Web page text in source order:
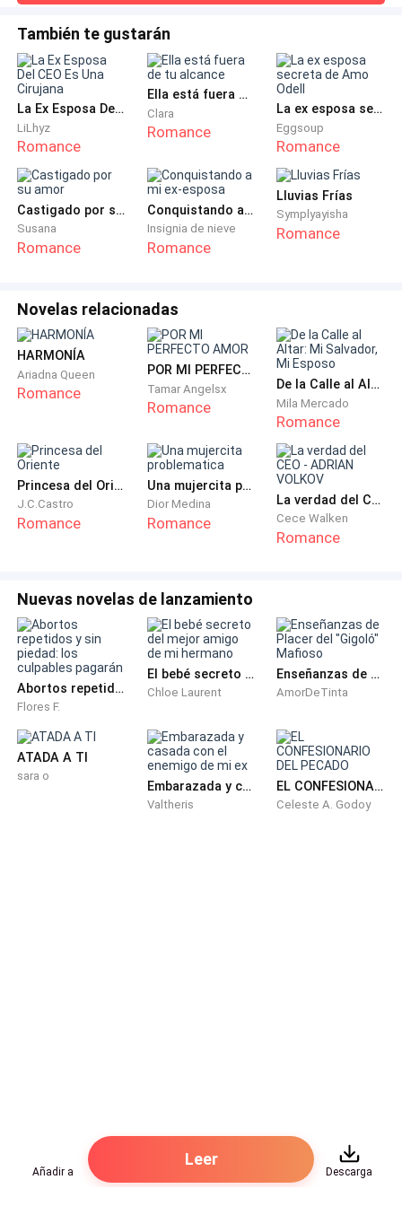
Rose se puso tensa cuando el empleado del hotel se
detuvo frente a una puerta alta y elegante.
¿Qué debía decir?
¿O empezar con una conversación trivial?
Su mente giraba llena de incertidumbre.
El empleado tocó el timbre y se retiró enseguida.
Rose respiró hondo cuando la puerta se abrió. Y…
Casi gritó al ver a un hombre medio desnudo en la
entrada. Los ojos de Rose se abrieron tanto como los
de él.
—¡Mierda! ¡Cariñooo! —gritó el hombre.
—¡Se parece a ti!
Rose se quedó paralizada y rápidamente se cubrió los
ojos, sin saber qué decir. ¿Había entrado en la
habitación equivocada?
—Oye, pasa. Eres la hermana de Romilda, ¿verdad? —
dijo el hombre con naturalidad.
Rose asintió con cautela y entró.
nerviosismo, esperando. Entonces una mujer salió del
dormitorio, vestida con una bata de satén carmesí. Su
cabello húmedo caía sobre sus hombros.
Suzannah sin rodeos.Rose se atragantó levemente y
enseguida tomó su vaso de agua. Aaron, sentado a su lado,
le dio unas suaves palmadas en la espalda.—Mamá —
advirtió Aaron con voz baja pero firme—. ¿Podemos no
hablar de esto a primera hora de la mañana?—¿Y por qué
no?
También te gustarán
La Ex Esposa Del CEO Es Una Cirujana
LiLhyz
Romance
Ella está fuera de tu alcance
Clara
Romance
La ex esposa secreta de Amo Odell
Eggsoup
Romance
Castigado por su amor
Susana
Romance
Conquistando a mi ex-esposa
Insignia de nieve
Romance
Lluvias Frías
Symplyayisha
Romance
Novelas relacionadas
HARMONÍA
Ariadna Queen
Romance
POR MI PERFECTO AMOR
Tamar Angelsx
Romance
De la Calle al Altar: Mi Salvador, Mi Esposo​​
Mila Mercado
Romance
Princesa del Oriente
J.C.Castro
Romance
Una mujercita problematica
Dior Medina
Romance
La verdad del CEO - ADRIAN VOLKOV
Cece Walken
Romance
Nuevas novelas de lanzamiento
Abortos repetidos y sin piedad: los culpables pagarán
Flores F.
El bebé secreto del mejor amigo de mi hermano
Chloe Laurent
Enseñanzas de Placer del "Gigoló" Mafioso
AmorDeTinta
ATADA A TI
sara o
Embarazada y casada con el enemigo de mi ex
Valtheris
EL CONFESIONARIO DEL PECADO
Celeste A. Godoy
Añadir a
Leer
Descarga